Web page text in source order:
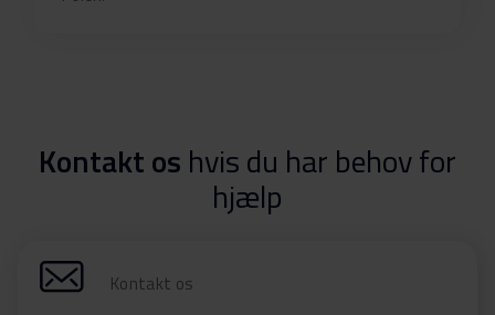
Kontakt os hvis du har behov for
hjælp
Kontakt os